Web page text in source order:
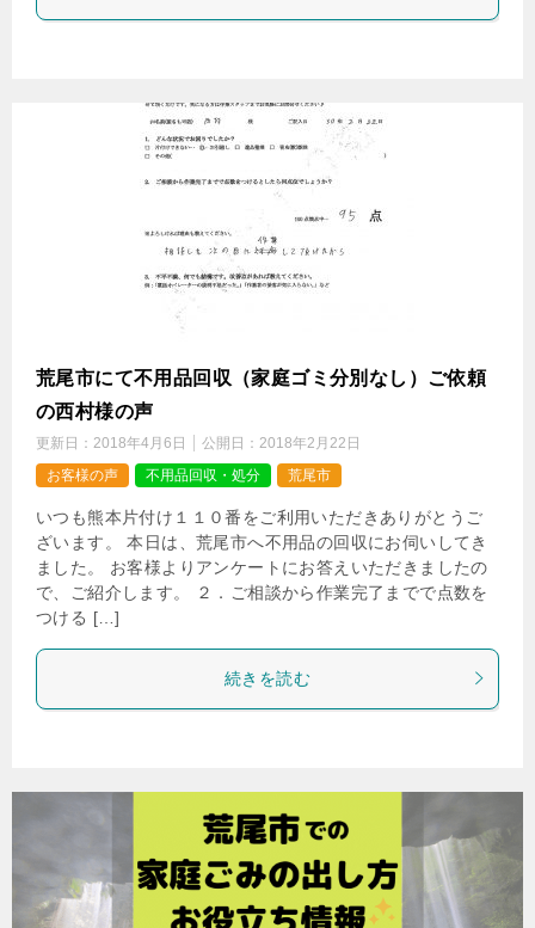
荒尾市にて不用品回収（家庭ゴミ分別なし）ご依頼
の西村様の声
更新日： 2018年4月6日 公開日： 2018年2月22日
お客様の声
不用品回収・処分 荒尾市
いつも熊本片付け１１０番をご利用いただきありがとうご
ざいます。 本日は、荒尾市へ不用品の回収にお伺いしてき
ました。 お客様よりアンケートにお答えいただきましたの
で、ご紹介します。 ２．ご相談から作業完了までで点数を
つける […]
続きを読む